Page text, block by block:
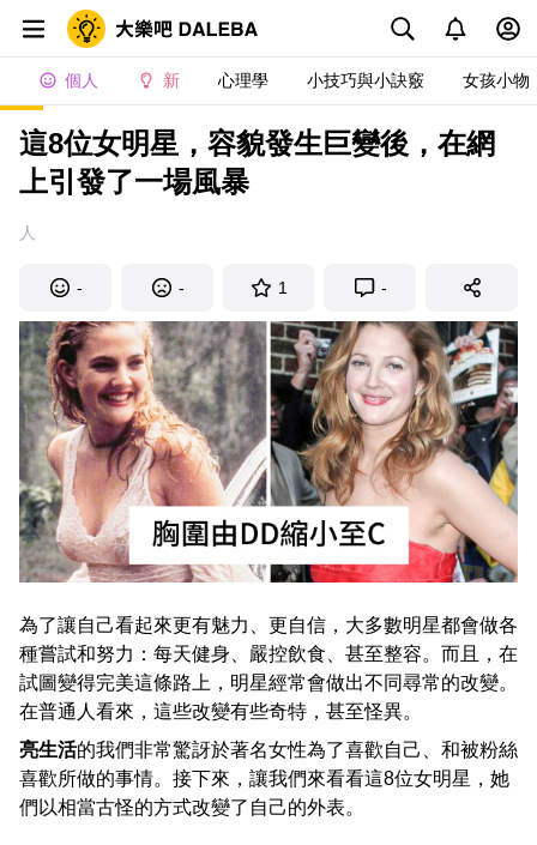
個人 新 心理學 小技巧與小訣竅 女孩小物
這8位女明星，容貌發生巨變後，在網
上引發了一場風暴
人
- - 1 -
為了讓自己看起來更有魅力、更自信，大多數明星都會做各
種嘗試和努力：每天健身、嚴控飲食、甚至整容。而且，在
試圖變得完美這條路上，明星經常會做出不同尋常的改變。
在普通人看來，這些改變有些奇特，甚至怪異。
亮生活的我們非常驚訝於著名女性為了喜歡自己、和被粉絲
喜歡所做的事情。接下來，讓我們來看看這8位女明星，她
們以相當古怪的方式改變了自己的外表。